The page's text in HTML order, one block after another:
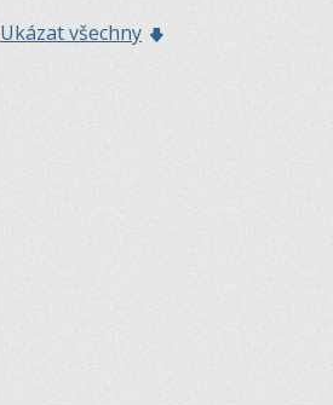
Ukázat všechny